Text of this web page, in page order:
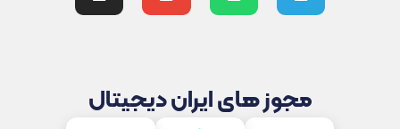
مجوز های ایران دیجیتال